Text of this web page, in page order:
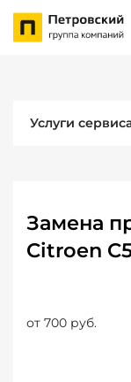
Услуги
Замена
Citroen
от 700 руб.